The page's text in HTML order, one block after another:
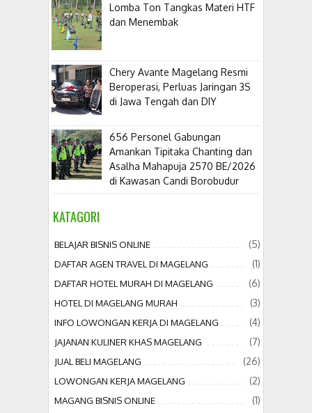
Lomba Ton Tangkas Materi HTF
dan Menembak
​Chery Avante Magelang Resmi
Beroperasi, Perluas Jaringan 3S
di Jawa Tengah dan DIY
656 Personel Gabungan
Amankan Tipitaka Chanting dan
Asalha Mahapuja 2570 BE/2026
di Kawasan Candi Borobudur
KATAGORI
BELAJAR BISNIS ONLINE (5)
DAFTAR AGEN TRAVEL DI MAGELANG (1)
DAFTAR HOTEL MURAH DI MAGELANG (6)
HOTEL DI MAGELANG MURAH (3)
INFO LOWONGAN KERJA DI MAGELANG (4)
JAJANAN KULINER KHAS MAGELANG (7)
JUAL BELI MAGELANG (26)
LOWONGAN KERJA MAGELANG (2)
MAGANG BISNIS ONLINE (1)